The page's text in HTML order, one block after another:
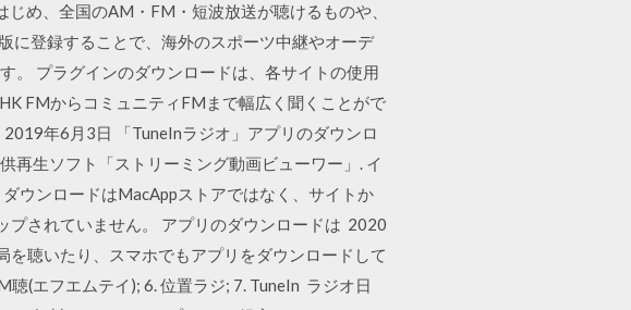
め、全国のAM・FM・短波放送が聴けるものや、
に登録することで、海外のスポーツ中継やオーデ
。 プラグインのダウンロードは、各サイトの使用
FMからコミュニティFMまで幅広く聞くことがで
年6月3日 「TuneInラジオ」アプリのダウンロ
再生ソフト「ストリーミング動画ビューワー」. イ
ウンロードはMacAppストアではなく、サイトか
プされていません。 アプリのダウンロードは 2020
を聴いたり、スマホでもアプリをダウンロードして
(エフエムテイ); 6. 位置ラジ; 7. TuneIn ラジオ日